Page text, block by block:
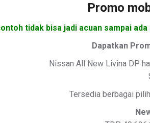
Promo
tidak bisa jadi acuan sampai
Dapatkan
Nissan All New Livina DP
Tersedia berbagai